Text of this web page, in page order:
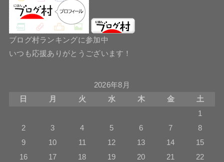
ブログ村ランキングに参加中
いつも応援ありがとうございます！
2026年8月
日
月 火 水 木 金
土
1
2
3 4 5 6 7
8
9
10 11 12 13 14
15
16
17 18 19 20 21
22